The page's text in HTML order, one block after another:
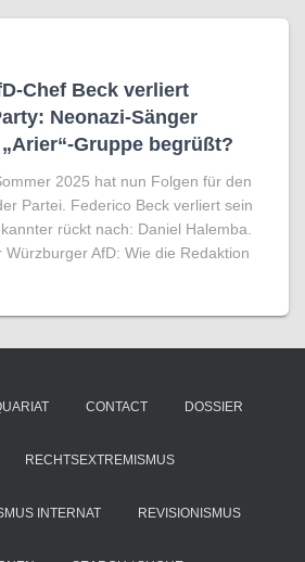
Chef Beck verliert
Neonazi-Sänger
Gruppe begrüßt?
2025 hat nun Folgen für den
Partei. Federico Beck verliert sein
rückt nach: Daniel Halemba.
AfD: Wie die Redaktion
CONTACT DOSSIER
RECHTSEXTREMISMUS
INTERNAT REVISIONISMUS